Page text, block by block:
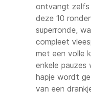
ontvangt zelfs
deze 10
superronde,
compleet
met een volle
enkele pauzes
hapje wordt
van een